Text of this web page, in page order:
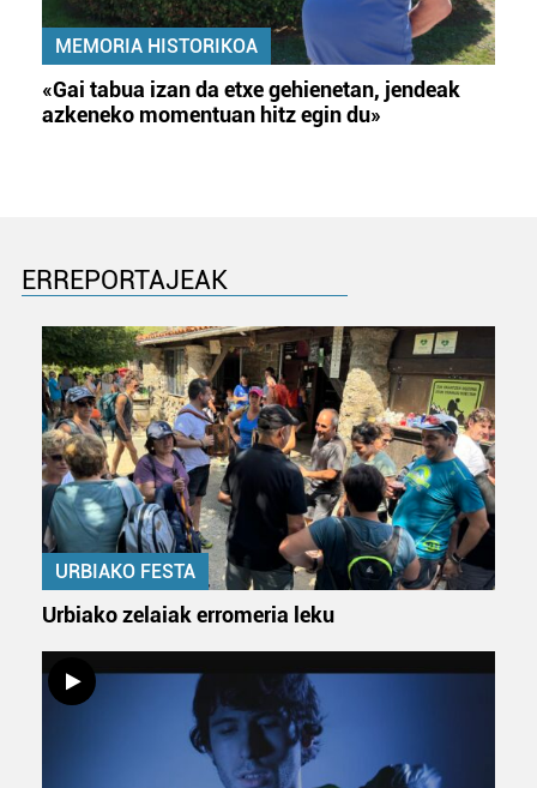
MEMORIA HISTORIKOA
«Gai tabua izan da etxe gehienetan, jendeak
azkeneko momentuan hitz egin du»
ERREPORTAJEAK
URBIAKO FESTA
Urbiako zelaiak erromeria leku